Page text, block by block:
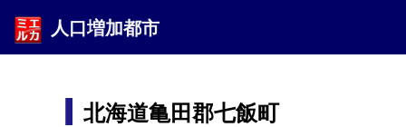
人口増加都市
北海道亀田郡七飯町